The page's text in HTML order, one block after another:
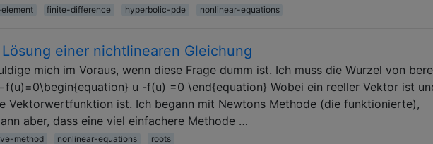
finite-difference hyperbolic-pde nonlinear-equations
einer nichtlinearen Gleichung
mich im Voraus, wenn diese Frage dumm ist. Ich muss die Wurzel von
u -f(u) =0 \end{equation} Wobei ein reeller Vektor ist
Vektorwertfunktion ist. Ich begann mit Newtons Methode (die funktionierte),
aber, dass eine viel einfachere Methode …
method nonlinear-equations roots